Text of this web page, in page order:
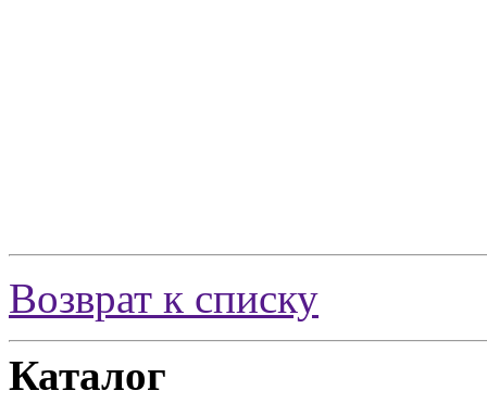
Возврат к списку
Каталог